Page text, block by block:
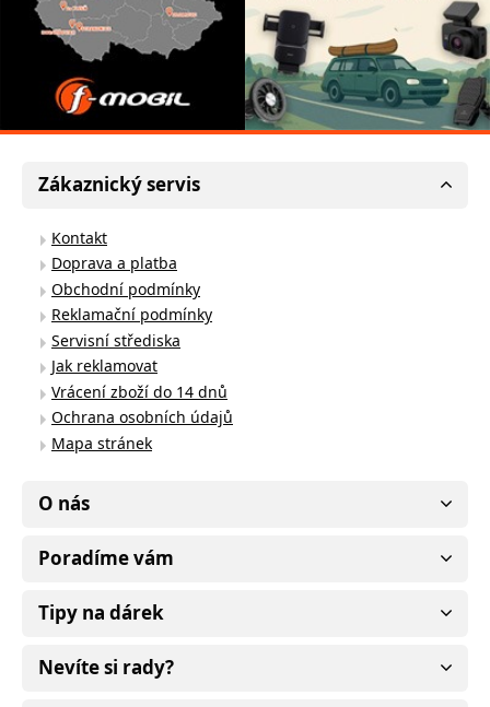
Zákaznický servis
Kontakt
Doprava a platba
Obchodní podmínky
Reklamační podmínky
Servisní střediska
Jak reklamovat
Vrácení zboží do 14 dnů
Ochrana osobních údajů
Mapa stránek
O nás
Poradíme vám
Tipy na dárek
Nevíte si rady?